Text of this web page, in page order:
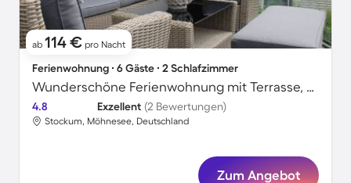
ab 114 € pro Nacht
Ferienwohnung ∙ 6 Gäste ∙ 2 Schlafzimmer
Wunderschöne Ferienwohnung mit Terrasse, Grill und Garten | Wasserblick
4.8 Exzellent (2 Bewertungen)
Stockum, Möhnesee, Deutschland
Zum Angebot